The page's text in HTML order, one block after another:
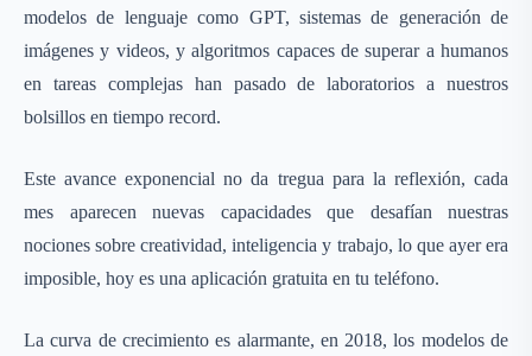
modelos de lenguaje como GPT, sistemas de generación de
imágenes y videos, y algoritmos capaces de superar a humanos
en tareas complejas han pasado de laboratorios a nuestros
bolsillos en tiempo record.
Este avance exponencial no da tregua para la reflexión, cada
mes aparecen nuevas capacidades que desafían nuestras
nociones sobre creatividad, inteligencia y trabajo, lo que ayer era
imposible, hoy es una aplicación gratuita en tu teléfono.
La curva de crecimiento es alarmante, en 2018, los modelos de